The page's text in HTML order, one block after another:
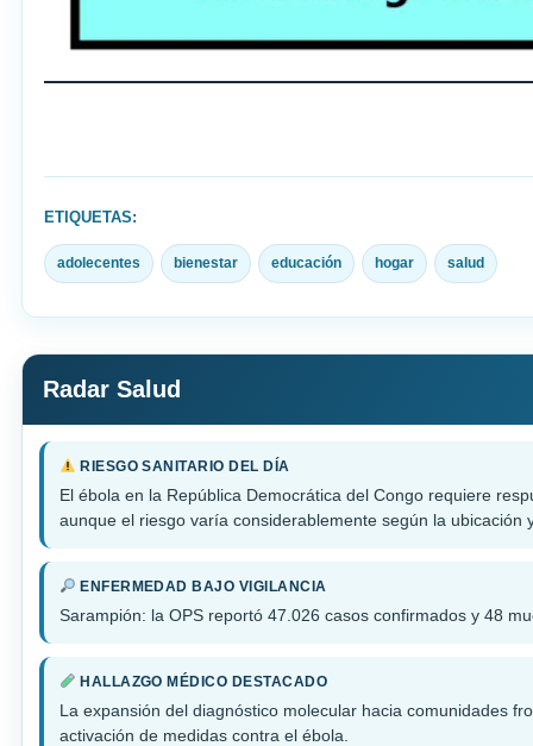
ETIQUETAS:
adolecentes bienestar educación hogar salud
Radar Salud
RIESGO SANITARIO DEL DÍA
El ébola en la República Democrática del Congo requiere
aunque el riesgo varía considerablemente según la ubicación
ENFERMEDAD BAJO VIGILANCIA
Sarampión: la OPS reportó 47.026 casos confirmados y 48
HALLAZGO MÉDICO DESTACADO
La expansión del diagnóstico molecular hacia comunidades
activación de medidas contra el ébola.